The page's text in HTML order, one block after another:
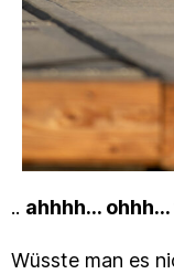
.. ahhhh…
Wüsste man es